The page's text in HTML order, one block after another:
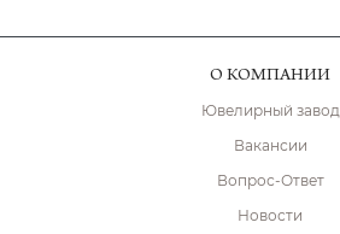
О КОМПАНИИ
Ювелирный завод
Вакансии
Вопрос-Ответ
Новости